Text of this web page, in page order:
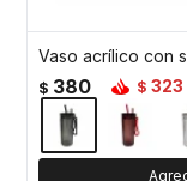
$ 380 $ 323